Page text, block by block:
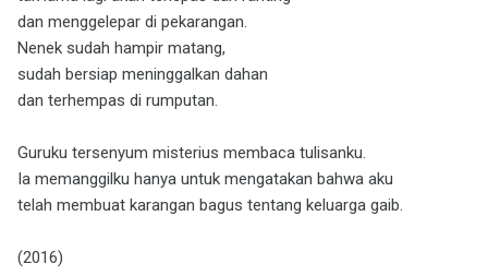
dan menggelepar di pekarangan.
Nenek sudah hampir matang,
sudah bersiap meninggalkan dahan
dan terhempas di rumputan.
Guruku tersenyum misterius membaca tulisanku.
Ia memanggilku hanya untuk mengatakan bahwa aku
telah membuat karangan bagus tentang keluarga gaib.
(2016)